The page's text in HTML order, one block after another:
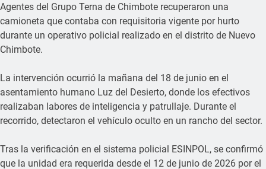
Agentes del Grupo Terna de Chimbote recuperaron una
camioneta que contaba con requisitoria vigente por hurto
durante un operativo policial realizado en el distrito de Nuevo
Chimbote.
La intervención ocurrió la mañana del 18 de junio en el
asentamiento humano Luz del Desierto, donde los efectivos
realizaban labores de inteligencia y patrullaje. Durante el
recorrido, detectaron el vehículo oculto en un rancho del sector.
Tras la verificación en el sistema policial ESINPOL, se confirmó
que la unidad era requerida desde el 12 de junio de 2026 por el